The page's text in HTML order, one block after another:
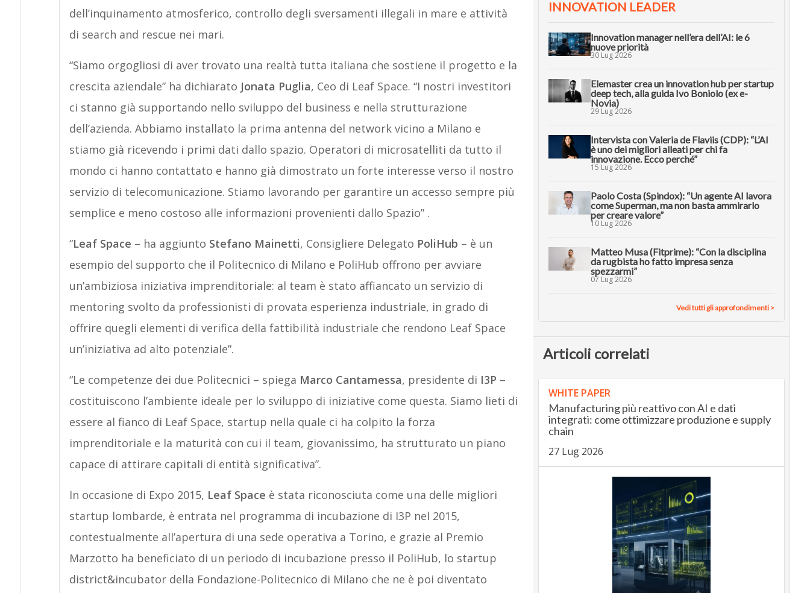
dell’inquinamento atmosferico, controllo degli sversamenti illegali in mare e attività
di search and rescue nei mari.
“Siamo orgogliosi di aver trovato una realtà tutta italiana che sostiene il progetto e la
crescita aziendale” ha dichiarato Jonata Puglia, Ceo di Leaf Space. “I nostri investitori
ci stanno già supportando nello sviluppo del business e nella strutturazione
dell’azienda. Abbiamo installato la prima antenna del network vicino a Milano e
stiamo già ricevendo i primi dati dallo spazio. Operatori di microsatelliti da tutto il
mondo ci hanno contattato e hanno già dimostrato un forte interesse verso il nostro
servizio di telecomunicazione. Stiamo lavorando per garantire un accesso sempre più
semplice e meno costoso alle informazioni provenienti dallo Spazio” .
“Leaf Space – ha aggiunto Stefano Mainetti, Consigliere Delegato PoliHub – è un
esempio del supporto che il Politecnico di Milano e PoliHub offrono per avviare
un’ambiziosa iniziativa imprenditoriale: al team è stato affiancato un servizio di
mentoring svolto da professionisti di provata esperienza industriale, in grado di
offrire quegli elementi di verifica della fattibilità industriale che rendono Leaf Space
un’iniziativa ad alto potenziale”.
“Le competenze dei due Politecnici – spiega Marco Cantamessa, presidente di I3P –
costituiscono l’ambiente ideale per lo sviluppo di iniziative come questa. Siamo lieti di
essere al fianco di Leaf Space, startup nella quale ci ha colpito la forza
imprenditoriale e la maturità con cui il team, giovanissimo, ha strutturato un piano
capace di attirare capitali di entità significativa”.
In occasione di Expo 2015, Leaf Space è stata riconosciuta come una delle migliori
startup lombarde, è entrata nel programma di incubazione di I3P nel 2015,
contestualmente all’apertura di una sede operativa a Torino, e grazie al Premio
Marzotto ha beneficiato di un periodo di incubazione presso il PoliHub, lo startup
district&incubator della Fondazione-Politecnico di Milano che ne è poi diventato
INNOVATION LEADER
Innovation manager nell’era dell’AI: le 6
nuove priorità
30 Lug 2026
Elemaster crea un innovation hub per startup
deep tech, alla guida Ivo Boniolo (ex e-
Novia)
29 Lug 2026
Intervista con Valeria de Flaviis (CDP): “L’AI
è uno dei migliori alleati per chi fa
innovazione. Ecco perché”
15 Lug 2026
Paolo Costa (Spindox): “Un agente AI lavora
come Superman, ma non basta ammirarlo
per creare valore”
10 Lug 2026
Matteo Musa (Fitprime): “Con la disciplina
da rugbista ho fatto impresa senza
spezzarmi”
07 Lug 2026
Vedi tutti gli approfondimenti >
Articoli correlati
WHITE PAPER
Manufacturing più reattivo con AI e dati
integrati: come ottimizzare produzione e supply
chain
27 Lug 2026